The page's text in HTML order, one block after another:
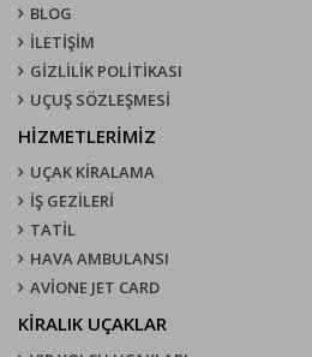
BLOG
İLETİŞİM
GİZLİLİK POLİTİKASI
UÇUŞ SÖZLEŞMESI
HİZMETLERİMİZ
UÇAK KIRALAMA
İŞ GEZİLERİ
TATİL
HAVA AMBULANSI
AVİONE JET CARD
KIRALIK UÇAKLAR